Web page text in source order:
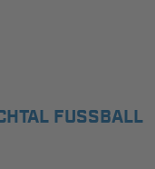
FUSSBALL